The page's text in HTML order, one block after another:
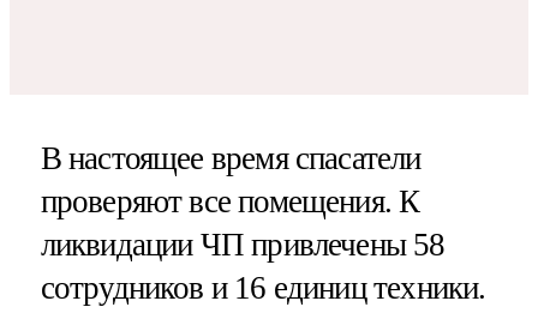
В настоящее время спасатели
проверяют все помещения. К
ликвидации ЧП привлечены 58
сотрудников и 16 единиц техники.